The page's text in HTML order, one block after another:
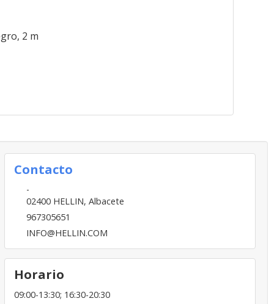
2 m
Contacto
-
02400 HELLIN, Albacete
967305651
INFO@HELLIN.COM
Horario
09:00-13:30; 16:30-20:30